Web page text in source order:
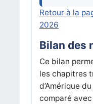
Retour à la
2026
Bilan des
Ce bilan
les chapitres
d’Amérique
comparé